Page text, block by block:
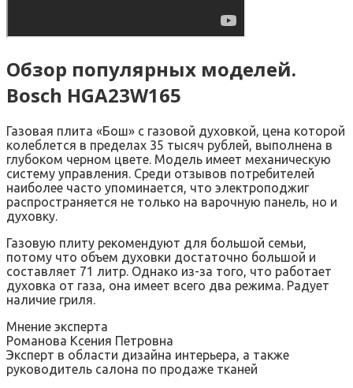
Обзор популярных моделей.
Bosch HGA23W165
Газовая плита «Бош» с газовой духовкой, цена которой
колеблется в пределах 35 тысяч рублей, выполнена в
глубоком черном цвете. Модель имеет механическую
систему управления. Среди отзывов потребителей
наиболее часто упоминается, что электроподжиг
распространяется не только на варочную панель, но и
духовку.
Газовую плиту рекомендуют для большой семьи,
потому что объем духовки достаточно большой и
составляет 71 литр. Однако из-за того, что работает
духовка от газа, она имеет всего два режима. Радует
наличие гриля.
Мнение эксперта
Романова Ксения Петровна
Эксперт в области дизайна интерьера, а также
руководитель салона по продаже тканей